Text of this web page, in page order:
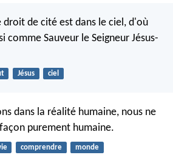
droit de cité est dans le ciel, d'où
comme Sauveur le Seigneur Jésus-
Jésus ciel
dans la réalité humaine, nous ne
purement humaine.
comprendre monde